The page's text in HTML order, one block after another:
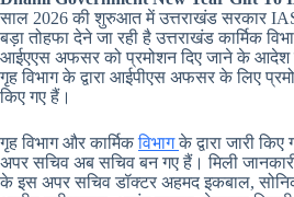
साल 2026 की शुरुआत में उत्तराखंड सरकार
बड़ा तोहफा देने जा रही है उत्तराखंड कार्मिक
आईएएस अफसर को प्रमोशन दिए जाने के आदेश
गृह विभाग के द्वारा आईपीएस अफसर के लिए
किए गए हैं।
गृह विभाग और कार्मिकविभागके द्वारा जारी
अपर सचिव अब सचिव बन गए हैं। मिली
के इस अपर सचिव डॉक्टर अहमद इकबाल,